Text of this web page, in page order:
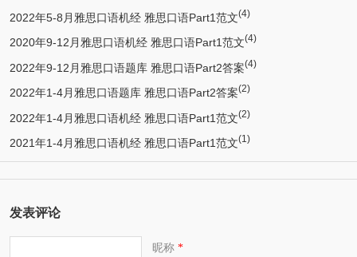
2022年5-8月雅思口语机经 雅思口语Part1范文(4)
2020年9-12月雅思口语机经 雅思口语Part1范文(4)
2022年9-12月雅思口语题库 雅思口语Part2答案(4)
2022年1-4月雅思口语题库 雅思口语Part2答案(2)
2022年1-4月雅思口语机经 雅思口语Part1范文(2)
2021年1-4月雅思口语机经 雅思口语Part1范文(1)
发表评论
昵称*